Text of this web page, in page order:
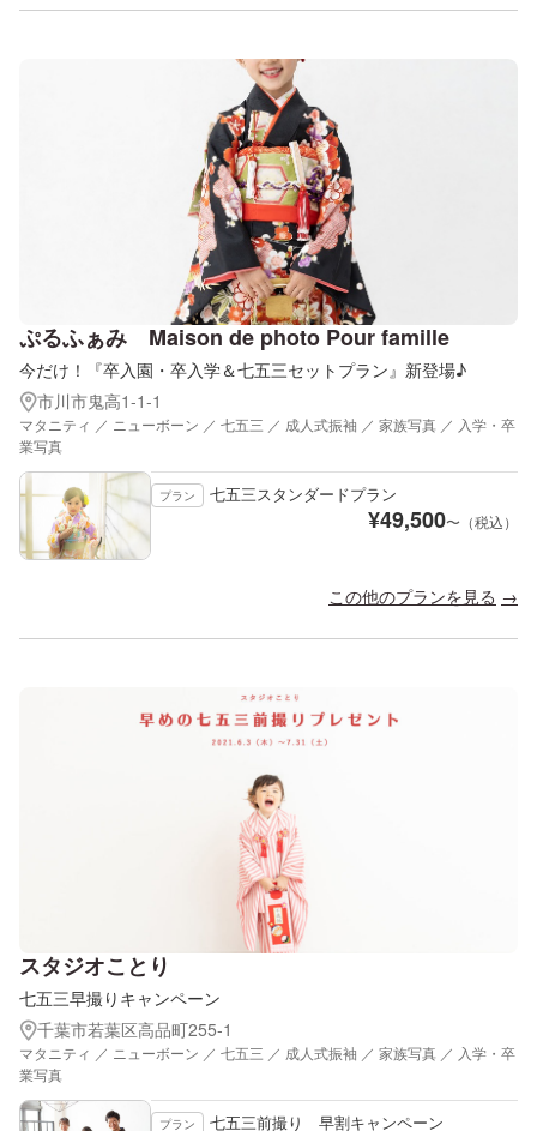
ぷるふぁみ Maison de photo Pour famille
今だけ！『卒入園・卒入学＆七五三セットプラン』新登場♪
市川市鬼高1-1-1
マタニティ ／ ニューボーン ／ 七五三 ／ 成人式振袖 ／ 家族写真 ／ 入学・卒
業写真
プラン 七五三スタンダードプラン
¥49,500〜（税込）
この他のプランを見る
スタジオことり
七五三早撮りキャンペーン
千葉市若葉区高品町255-1
マタニティ ／ ニューボーン ／ 七五三 ／ 成人式振袖 ／ 家族写真 ／ 入学・卒
業写真
プラン 七五三前撮り 早割キャンペーン